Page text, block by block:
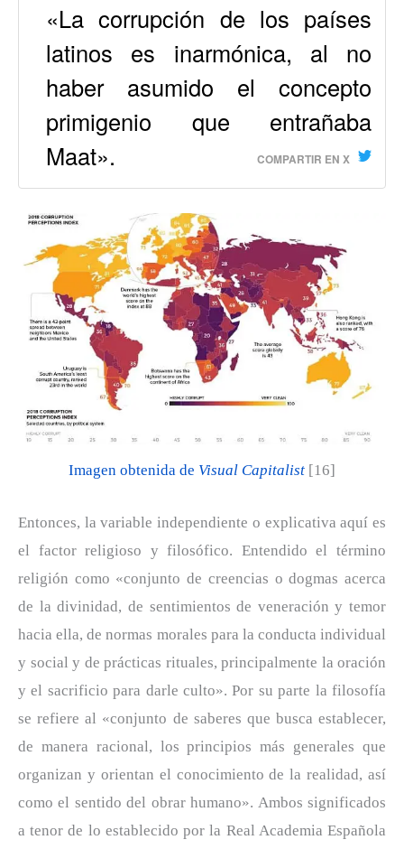
«La corrupción de los países
latinos es inarmónica, al no
haber asumido el concepto
primigenio que entrañaba
Maat».
COMPARTIR EN X
Imagen obtenida de Visual Capitalist [16]
Entonces, la variable independiente o explicativa aquí es
el factor religioso y filosófico. Entendido el término
religión como «conjunto de creencias o dogmas acerca
de la divinidad, de sentimientos de veneración y temor
hacia ella, de normas morales para la conducta individual
y social y de prácticas rituales, principalmente la oración
y el sacrificio para darle culto». Por su parte la filosofía
se refiere al «conjunto de saberes que busca establecer,
de manera racional, los principios más generales que
organizan y orientan el conocimiento de la realidad, así
como el sentido del obrar humano». Ambos significados
a tenor de lo establecido por la Real Academia Española